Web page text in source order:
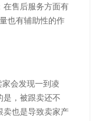
在售后服务方面有
也有辅助性的作
家会发现一到凌
是，被跟卖还不
卖也是导致卖家产